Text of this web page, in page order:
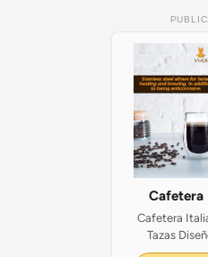
Cafetera
Cafetera
Tazas